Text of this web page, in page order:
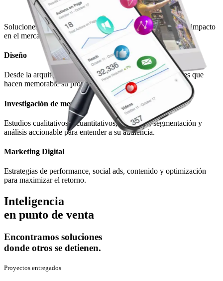
Soluciones pensadas para cada etapa: desde la idea hasta el impacto
en el mercado.
Diseño
Desde la arquitectura de marca, identidad visual y mensajes que
hacen memorable su propuesta.
Investigación de mercado
Estudios cualitativos y cuantitativos, encuestas, segmentación y
análisis accionable para entender a su audiencia.
Marketing Digital
Estrategias de performance, social ads, contenido y optimización
para maximizar el retorno.
Inteligencia
en punto de venta
Encontramos soluciones
donde otros se detienen.
Proyectos entregados